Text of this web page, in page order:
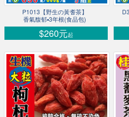
P1013【野生の黃耆茶】
香氣馥郁▪3年根(食品包)
$260元起